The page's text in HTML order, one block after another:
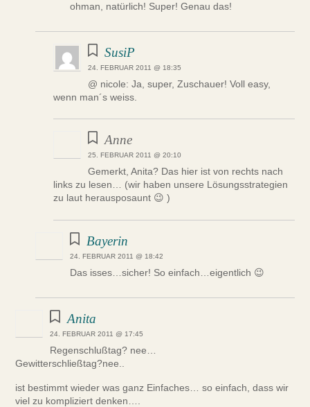
ohman, natürlich! Super! Genau das!
SusiP
24. FEBRUAR 2011 @ 18:35
@ nicole: Ja, super, Zuschauer! Voll easy,
wenn man´s weiss.
Anne
25. FEBRUAR 2011 @ 20:10
Gemerkt, Anita? Das hier ist von rechts nach
links zu lesen… (wir haben unsere Lösungsstrategien
zu laut herausposaunt 😉 )
Bayerin
24. FEBRUAR 2011 @ 18:42
Das isses…sicher! So einfach…eigentlich 😉
Anita
24. FEBRUAR 2011 @ 17:45
Regenschlußtag? nee…
Gewitterschließtag?nee..
ist bestimmt wieder was ganz Einfaches… so einfach, dass wir
viel zu kompliziert denken….